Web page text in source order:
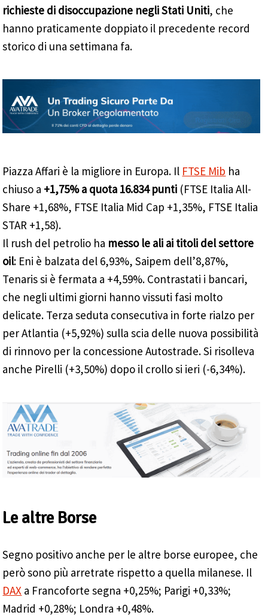
richieste di disoccupazione negli Stati Uniti, che
hanno praticamente doppiato il precedente record
storico di una settimana fa.
Piazza Affari è la migliore in Europa. Il FTSE Mib ha
chiuso a +1,75% a quota 16.834 punti (FTSE Italia All-
Share +1,68%, FTSE Italia Mid Cap +1,35%, FTSE Italia
STAR +1,58).
Il rush del petrolio ha messo le ali ai titoli del settore
oil: Eni è balzata del 6,93%, Saipem dell’8,87%,
Tenaris si è fermata a +4,59%. Contrastati i bancari,
che negli ultimi giorni hanno vissuti fasi molto
delicate. Terza seduta consecutiva in forte rialzo per
per Atlantia (+5,92%) sulla scia delle nuova possibilità
di rinnovo per la concessione Autostrade. Si risolleva
anche Pirelli (+3,50%) dopo il crollo si ieri (-6,34%).
Le altre Borse
Segno positivo anche per le altre borse europee, che
però sono più arretrate rispetto a quella milanese. Il
DAX a Francoforte segna +0,25%; Parigi +0,33%;
Madrid +0,28%; Londra +0,48%.